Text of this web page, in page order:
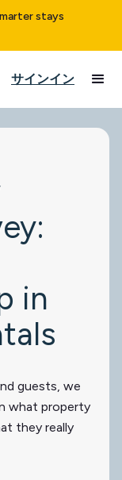
stays
サインイン
in
guests, we
what property
they really